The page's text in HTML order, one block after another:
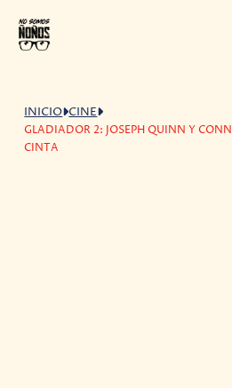
INICIO CINE
GLADIADOR 2: JOSEPH QUINN Y
CINTA